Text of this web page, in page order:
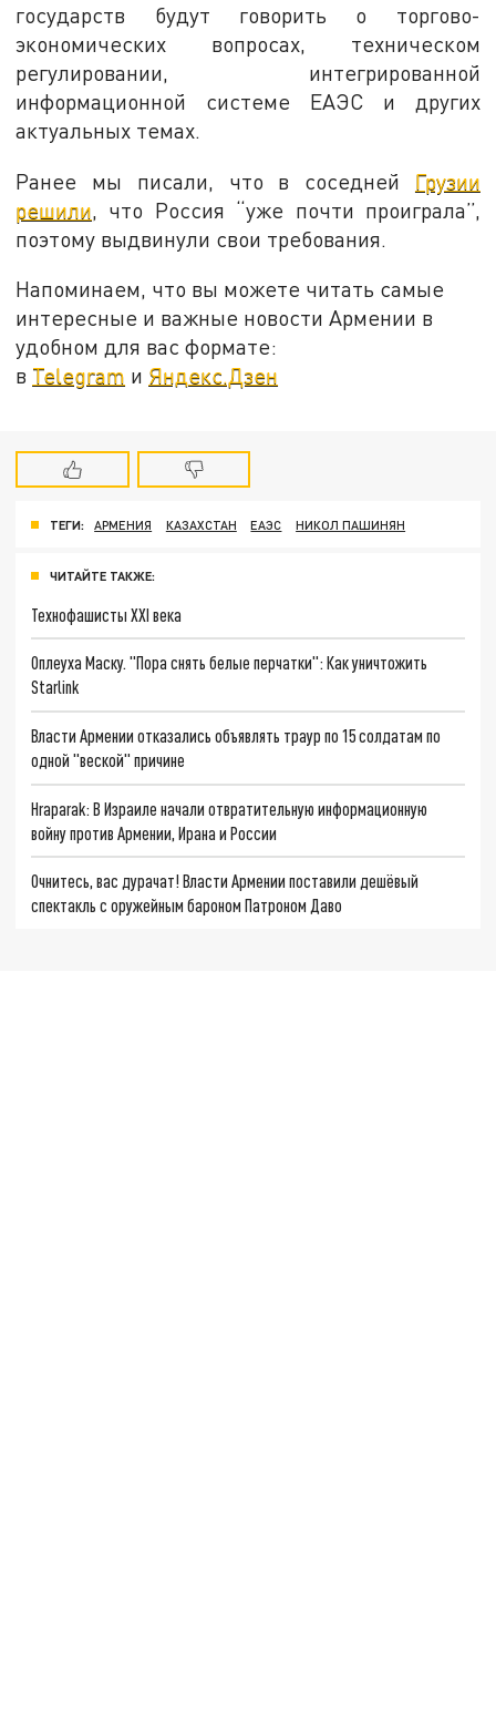
государств будут говорить о торгово-
экономических вопросах, техническом
регулировании, интегрированной
информационной системе ЕАЭС и других
актуальных темах.
Ранее мы писали, что в соседней Грузии
решили , что Россия “уже почти проиграла”,
поэтому выдвинули свои требования.
Напоминаем, что вы можете читать самые
интересные и важные новости Армении в
удобном для вас формате:
в Telegram и Яндекс.Дзен
ТЕГИ: АРМЕНИЯ КАЗАХСТАН ЕАЭС НИКОЛ ПАШИНЯН
ЧИТАЙТЕ ТАКЖЕ:
Технофашисты XXI века
Оплеуха Маску. "Пора снять белые перчатки": Как уничтожить
Starlink
Власти Армении отказались объявлять траур по 15 солдатам по
одной "веской" причине
Hraparak: В Израиле начали отвратительную информационную
войну против Армении, Ирана и России
Очнитесь, вас дурачат! Власти Армении поставили дешёвый
спектакль с оружейным бароном Патроном Даво